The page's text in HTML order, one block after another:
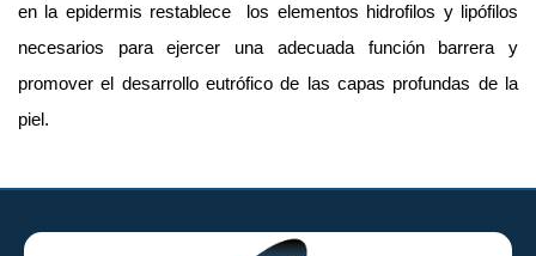
en la epidermis restablece los elementos hidrofilos y lipófilos
necesarios para ejercer una adecuada función barrera y
promover el desarrollo eutrófico de las capas profundas de la
piel.